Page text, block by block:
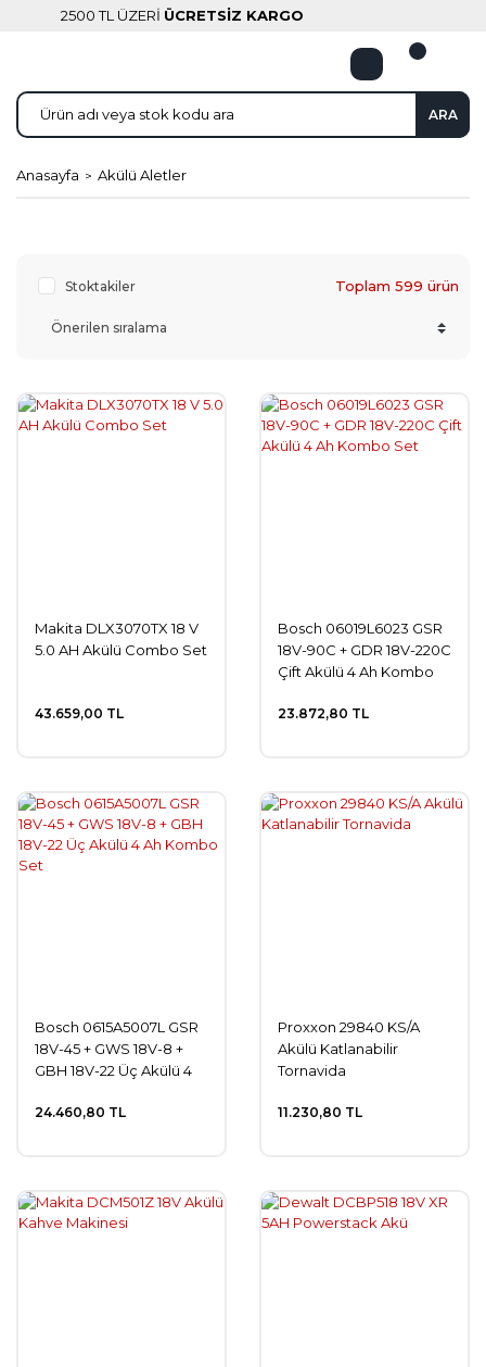
2500 TL ÜZERİ ÜCRETSİZ KARGO
ARA
Anasayfa Akülü Aletler
Stoktakiler Toplam 599 ürün
Makita DLX3070TX 18 V
5.0 AH Akülü Combo Set
43.659,00 TL
Bosch 06019L6023 GSR
18V-90C + GDR 18V-220C
Çift Akülü 4 Ah Kombo
23.872,80 TL
Bosch 0615A5007L GSR
18V-45 + GWS 18V-8 +
GBH 18V-22 Üç Akülü 4
24.460,80 TL
Proxxon 29840 KS/A
Akülü Katlanabilir
Tornavida
11.230,80 TL